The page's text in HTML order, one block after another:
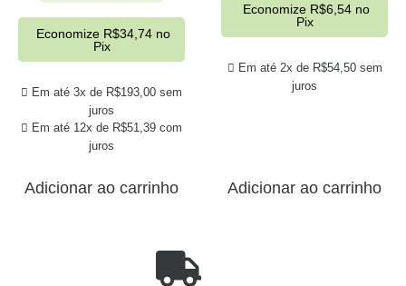
Em até 3x de R$193,00 sem
juros
Em até 12x de R$51,39 com
juros
Economize R$34,74 no
Pix
Adicionar ao carrinho
Em até 2x de R$54,50sem
juros
Economize R$6,54 no
Pix
Adicionar ao carrinho